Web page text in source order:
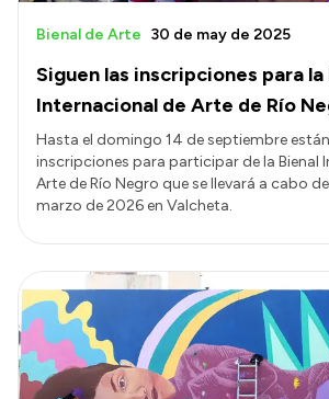
Siguen las inscripciones para la
Internacional de Arte de Río
Bienal de Arte 30 de may de 2025
Hasta el domingo 14 de septiembre
inscripciones para participar de la Bienal
Arte de Río Negro que se llevará a cabo
marzo de 2026 en Valcheta.